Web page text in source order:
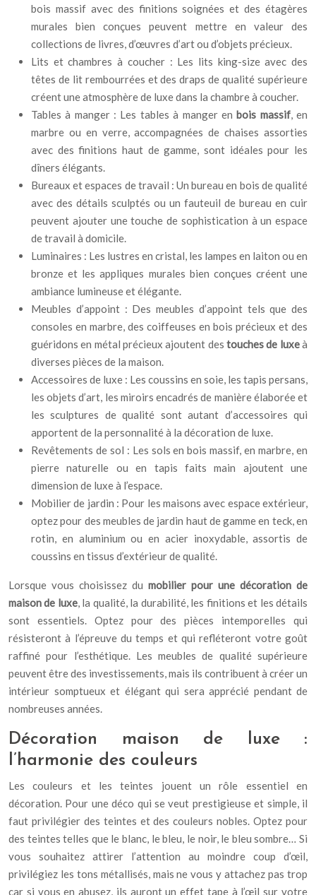
bois massif avec des finitions soignées et des étagères
murales bien conçues peuvent mettre en valeur des
collections de livres, d’œuvres d’art ou d’objets précieux.
Lits et chambres à coucher : Les lits king-size avec des
têtes de lit rembourrées et des draps de qualité supérieure
créent une atmosphère de luxe dans la chambre à coucher.
Tables à manger : Les tables à manger enbois massif, en
marbre ou en verre, accompagnées de chaises assorties
avec des finitions haut de gamme, sont idéales pour les
dîners élégants.
Bureaux et espaces de travail : Un bureau en bois de qualité
avec des détails sculptés ou un fauteuil de bureau en cuir
peuvent ajouter une touche de sophistication à un espace
de travail à domicile.
Luminaires : Les lustres en cristal, les lampes en laiton ou en
bronze et les appliques murales bien conçues créent une
ambiance lumineuse et élégante.
Meubles d’appoint : Des meubles d’appoint tels que des
consoles en marbre, des coiffeuses en bois précieux et des
guéridons en métal précieux ajoutent des touches de luxeà
diverses pièces de la maison.
Accessoires de luxe : Les coussins en soie, les tapis persans,
les objets d’art, les miroirs encadrés de manière élaborée et
les sculptures de qualité sont autant d’accessoires qui
apportent de la personnalité à la décoration de luxe.
Revêtements de sol : Les sols en bois massif, en marbre, en
pierre naturelle ou en tapis faits main ajoutent une
dimension de luxe à l’espace.
Mobilier de jardin : Pour les maisons avec espace extérieur,
optez pour des meubles de jardin haut de gamme en teck, en
rotin, en aluminium ou en acier inoxydable, assortis de
coussins en tissus d’extérieur de qualité.
Lorsque vous choisissez du mobilier pour une décoration de
maison de luxe, la qualité, la durabilité, les finitions et les détails
sont essentiels. Optez pour des pièces intemporelles qui
résisteront à l’épreuve du temps et qui refléteront votre goût
raffiné pour l’esthétique. Les meubles de qualité supérieure
peuvent être des investissements, mais ils contribuent à créer un
intérieur somptueux et élégant qui sera apprécié pendant de
nombreuses années.
Décoration maison de luxe :
l’harmonie des couleurs
Les couleurs et les teintes jouent un rôle essentiel en
décoration. Pour une déco qui se veut prestigieuse et simple, il
faut privilégier des teintes et des couleurs nobles. Optez pour
des teintes telles que le blanc, le bleu, le noir, le bleu sombre… Si
vous souhaitez attirer l’attention au moindre coup d’œil,
privilégiez les tons métallisés, mais ne vous y attachez pas trop
car si vous en abusez, ils auront un effet tape à l’œil sur votre